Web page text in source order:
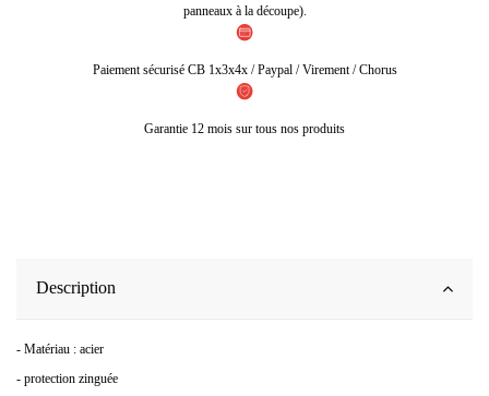
panneaux à la découpe).
Paiement sécurisé CB 1x3x4x / Paypal / Virement / Chorus
Garantie 12 mois sur tous nos produits
Description
- Matériau : acier
- protection zinguée